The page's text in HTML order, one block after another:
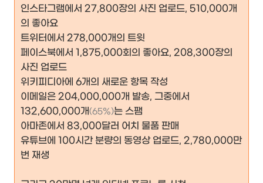
인스타그램에서 27,800장의 사진 업로드, 510,000개
의 좋아요
트위터에서 278,000개의 트윗
페이스북에서 1,875,000회의 좋아요, 208,300장의
사진 업로드
위키피디아에 6개의 새로운 항목 작성
이메일은 204,000,000개 발송, 그중에서
132,600,000개(65%)는 스팸
아마존에서 83,000달러 어치 물품 판매
유튜브에 100시간 분량의 동영상 업로드, 2,780,000만
번 재생